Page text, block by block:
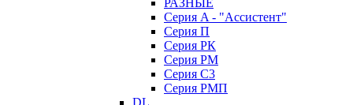
РАЗНЫЕ
Серия A - "Ассистент"
Серия П
Серия РК
Серия РМ
Серия С3
Серия РМП
DL